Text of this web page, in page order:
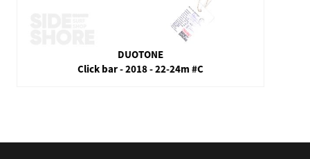
F-one
Barre LINXBAR 4 lignes - 2022 #106